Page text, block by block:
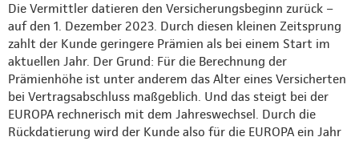
Die Vermittler datieren den Versicherungsbeginn zurück –
auf den 1. Dezember 2023. Durch diesen kleinen Zeitsprung
zahlt der Kunde geringere Prämien als bei einem Start im
aktuellen Jahr. Der Grund: Für die Berechnung der
Prämienhöhe ist unter anderem das Alter eines Versicherten
bei Vertragsabschluss maßgeblich. Und das steigt bei der
EUROPA rechnerisch mit dem Jahreswechsel. Durch die
Rückdatierung wird der Kunde also für die EUROPA ein Jahr